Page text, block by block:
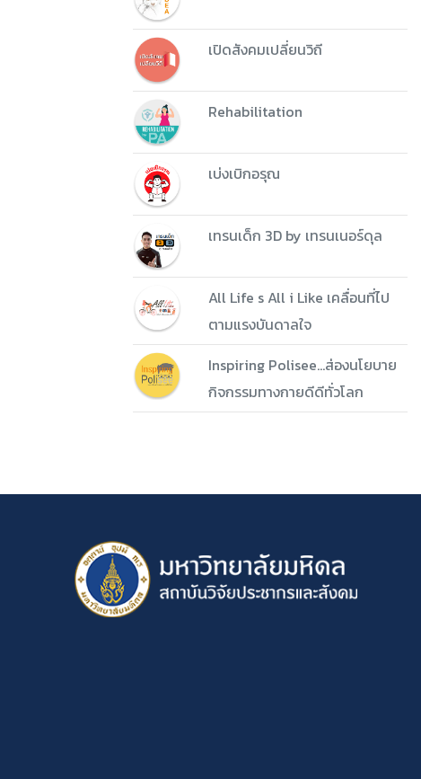
เปิดสังคมเปลี่ยนวิถี
Rehabilitation
เบ่งเบิกอรุณ
เทรนเด็ก 3D by เทรนเนอร์ดุล
All Life s All i Like เคลื่อนที่ไป
ตามแรงบันดาลใจ
Inspiring Polisee...ส่องนโยบาย
กิจกรรมทางกายดีดีทั่วโลก